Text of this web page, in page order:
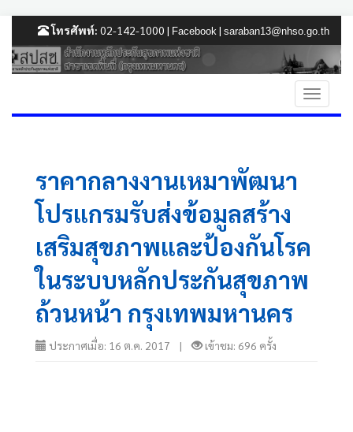
โทรศัพท์: 02-142-1000 | Facebook | saraban13@nhso.go.th
ราคากลางงานเหมาพัฒนา
โปรแกรมรับส่งข้อมูลสร้าง
เสริมสุขภาพและป้องกันโรค
ในระบบหลักประกันสุขภาพ
ถ้วนหน้า กรุงเทพมหานคร
ประกาศเมื่อ: 16 ต.ค. 2017 | เข้าชม: 696 ครั้ง